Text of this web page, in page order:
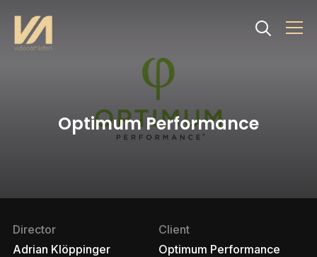
Info
Optimum Performance
Director
Adrian Klöppinger
Client
Optimum Performance